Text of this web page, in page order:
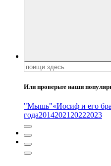
Поиск:
Или проверьте наши
"Мышь"«Иосиф и его
года20142021 20222023